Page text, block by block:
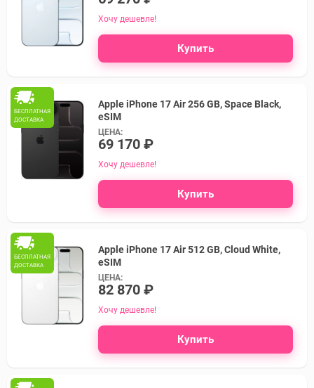
Хочу дешевле!
Купить
БЕСПЛАТНАЯ
ДОСТАВКА
Apple iPhone 17 Air 256 GB, Space Black,
eSIM
ЦЕНА:
69 170 ₽
Хочу дешевле!
Купить
БЕСПЛАТНАЯ
ДОСТАВКА
Apple iPhone 17 Air 512 GB, Cloud White,
eSIM
ЦЕНА:
82 870 ₽
Хочу дешевле!
Купить